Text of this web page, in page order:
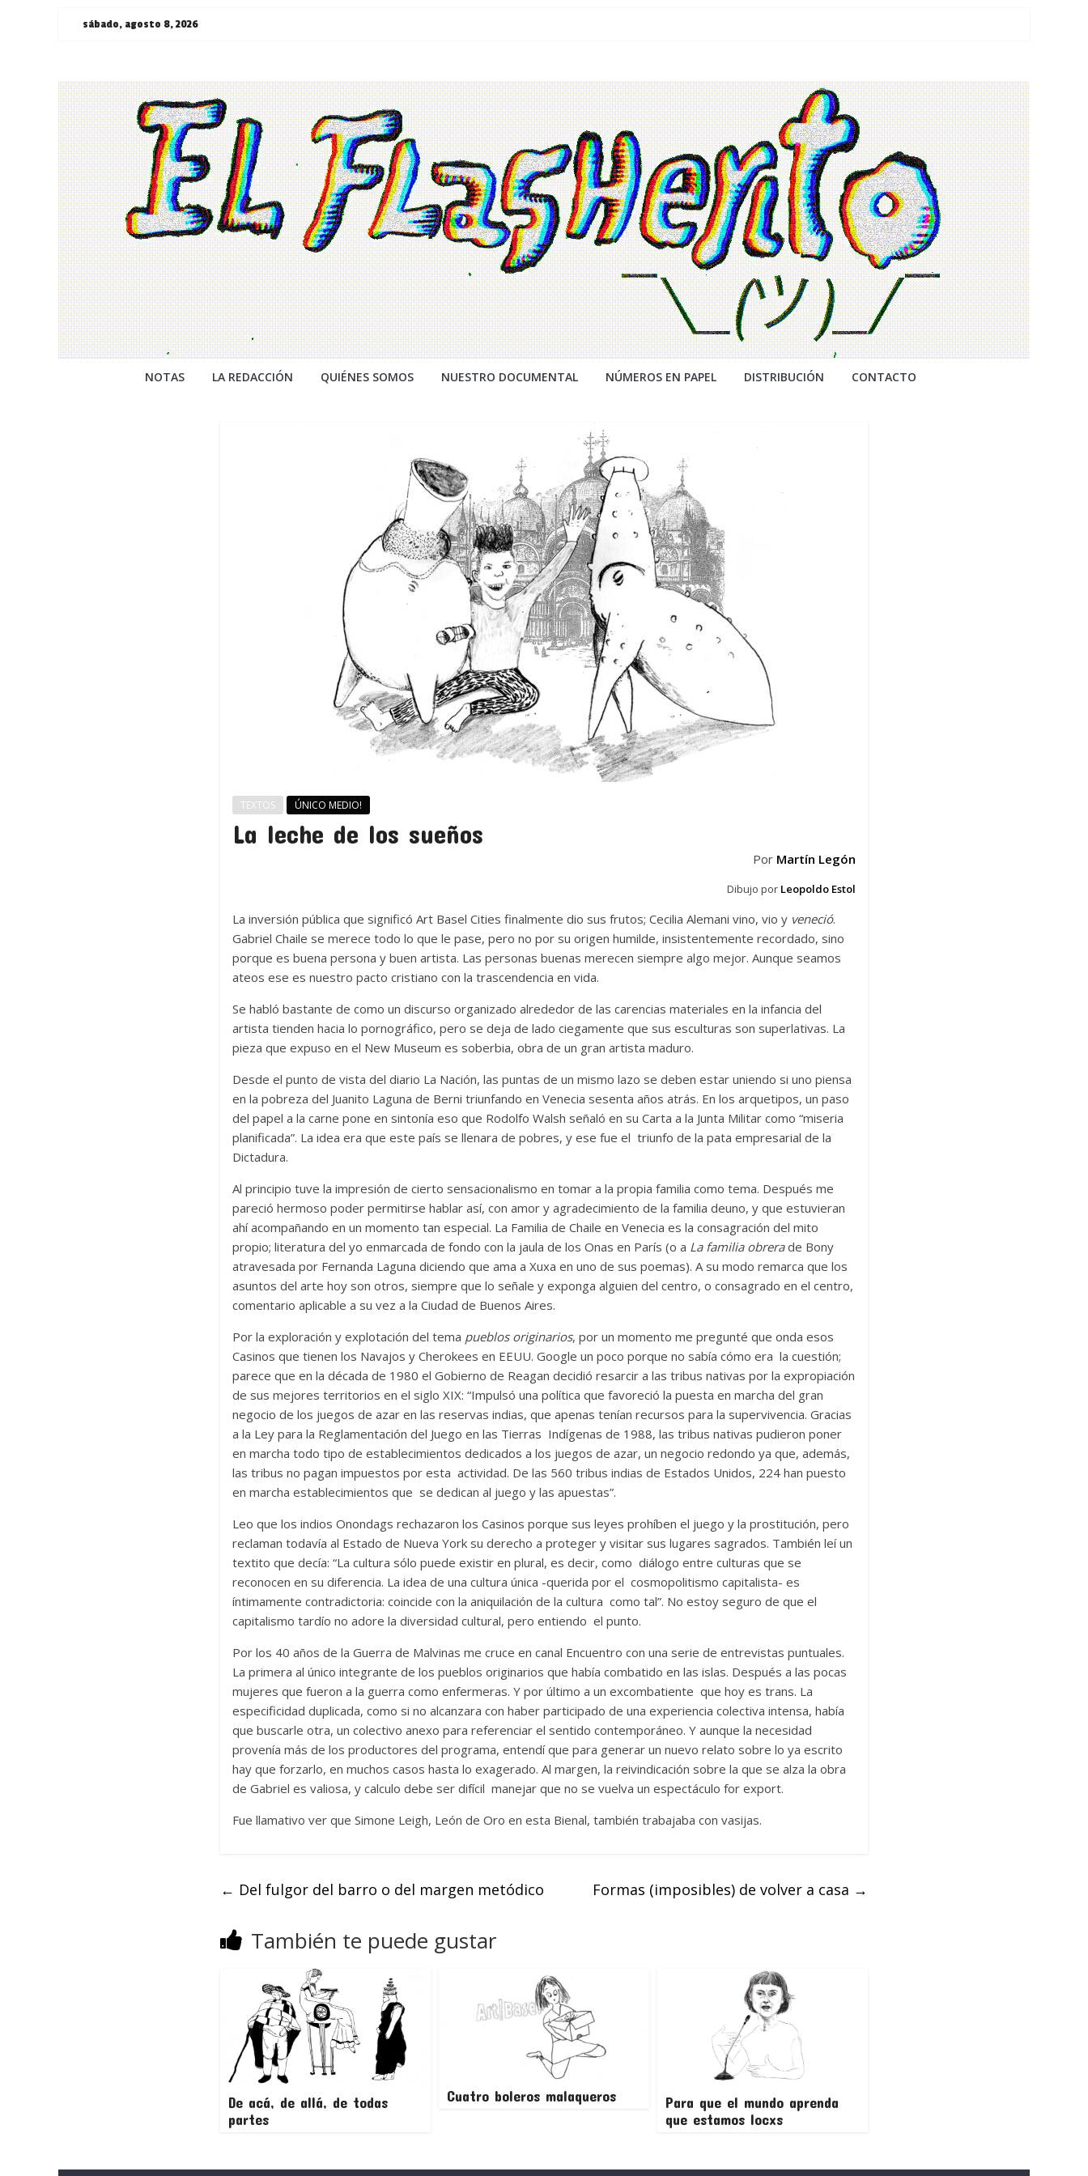
Saltarsábado, agosto 8, 2026
¯\_(ツ)_/
¯
NOTAS LA REDACCIÓN QUIÉNES SOMOS NUESTRO DOCUMENTAL NÚMEROS EN PAPEL DISTRIBUCIÓN CONTACTO
TEXTOS ÚNICO MEDIO!
La leche de los sueños
Por Martín Legón
Dibujo por Leopoldo Estol
La inversión pública que significó Art Basel Cities finalmente dio sus frutos; Cecilia Alemani vino, vio y veneció.
Gabriel Chaile se merece todo lo que le pase, pero no por su origen humilde, insistentemente recordado, sino
porque es buena persona y buen artista. Las personas buenas merecen siempre algo mejor. Aunque seamos
ateos ese es nuestro pacto cristiano con la trascendencia en vida.
Se habló bastante de como un discurso organizado alrededor de las carencias materiales en la infancia del
artista tienden hacia lo pornográfico, pero se deja de lado ciegamente que sus esculturas son superlativas. La
pieza que expuso en el New Museum es soberbia, obra de un gran artista maduro.
Desde el punto de vista del diario La Nación, las puntas de un mismo lazo se deben estar uniendo si uno piensa
en la pobreza del Juanito Laguna de Berni triunfando en Venecia sesenta años atrás. En los arquetipos, un paso
del papel a la carne pone en sintonía eso que Rodolfo Walsh señaló en su Carta a la Junta Militar como “miseria
planificada”. La idea era que este país se llenara de pobres, y ese fue el triunfo de la pata empresarial de la
Dictadura.
Al principio tuve la impresión de cierto sensacionalismo en tomar a la propia familia como tema. Después me
pareció hermoso poder permitirse hablar así, con amor y agradecimiento de la familia deuno, y que estuvieran
ahí acompañando en un momento tan especial. La Familia de Chaile en Venecia es la consagración del mito
propio; literatura del yo enmarcada de fondo con la jaula de los Onas en París (o a La familia obrerade Bony
atravesada por Fernanda Laguna diciendo que ama a Xuxa en uno de sus poemas). A su modo remarca que los
asuntos del arte hoy son otros, siempre que lo señale y exponga alguien del centro, o consagrado en el centro,
comentario aplicable a su vez a la Ciudad de Buenos Aires.
Por la exploración y explotación del tema pueblos originarios, por un momento me pregunté que onda esos
Casinos que tienen los Navajos y Cherokees en EEUU. Google un poco porque no sabía cómo era la cuestión;
parece que en la década de 1980 el Gobierno de Reagan decidió resarcir a las tribus nativas por la expropiación
de sus mejores territorios en el siglo XIX: “Impulsó una política que favoreció la puesta en marcha del gran
negocio de los juegos de azar en las reservas indias, que apenas tenían recursos para la supervivencia. Gracias
a la Ley para la Reglamentación del Juego en las Tierras Indígenas de 1988, las tribus nativas pudieron poner
en marcha todo tipo de establecimientos dedicados a los juegos de azar, un negocio redondo ya que, además,
las tribus no pagan impuestos por esta actividad. De las 560 tribus indias de Estados Unidos, 224 han puesto
en marcha establecimientos que se dedican al juego y las apuestas”.
Leo que los indios Onondags rechazaron los Casinos porque sus leyes prohíben el juego y la prostitución, pero
reclaman todavía al Estado de Nueva York su derecho a proteger y visitar sus lugares sagrados. También leí un
textito que decía: “La cultura sólo puede existir en plural, es decir, como diálogo entre culturas que se
reconocen en su diferencia. La idea de una cultura única -querida por el cosmopolitismo capitalista- es
íntimamente contradictoria: coincide con la aniquilación de la cultura como tal”. No estoy seguro de que el
capitalismo tardío no adore la diversidad cultural, pero entiendo el punto.
Por los 40 años de la Guerra de Malvinas me cruce en canal Encuentro con una serie de entrevistas puntuales.
La primera al único integrante de los pueblos originarios que había combatido en las islas. Después a las pocas
mujeres que fueron a la guerra como enfermeras. Y por último a un excombatiente que hoy es trans. La
especificidad duplicada, como si no alcanzara con haber participado de una experiencia colectiva intensa, había
que buscarle otra, un colectivo anexo para referenciar el sentido contemporáneo. Y aunque la necesidad
provenía más de los productores del programa, entendí que para generar un nuevo relato sobre lo ya escrito
hay que forzarlo, en muchos casos hasta lo exagerado. Al margen, la reivindicación sobre la que se alza la obra
de Gabriel es valiosa, y calculo debe ser difícil manejar que no se vuelva un espectáculo for export.
Fue llamativo ver que Simone Leigh, León de Oro en esta Bienal, también trabajaba con vasijas.
← Del fulgor del barro o del margen metódico Formas (imposibles) de volver a casa →
También te puede gustar
De acá, de allá, de todas
partes
Cuatro boleros malaqueros
Para que el mundo aprenda
que estamos locxs